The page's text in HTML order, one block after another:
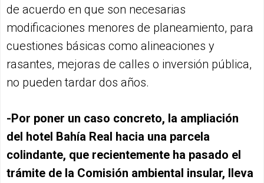
de acuerdo en que son necesarias
modificaciones menores de planeamiento, para
cuestiones básicas como alineaciones y
rasantes, mejoras de calles o inversión pública,
no pueden tardar dos años.
-Por poner un caso concreto, la ampliación
del hotel Bahía Real hacia una parcela
colindante, que recientemente ha pasado el
trámite de la Comisión ambiental insular, lleva